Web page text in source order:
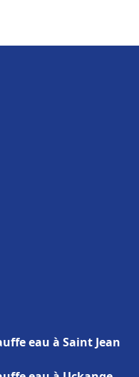
eau à Saint Jean